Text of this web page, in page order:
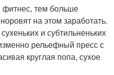
фитнес, тем больше
на этом заработать.
и субтильненьких
рельефный пресс с
круглая попа, сухое